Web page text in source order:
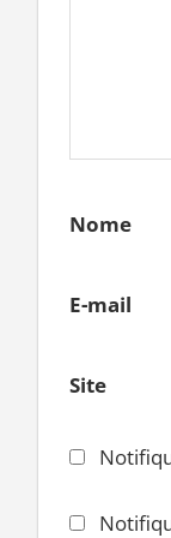
Nome
E-mail
Site